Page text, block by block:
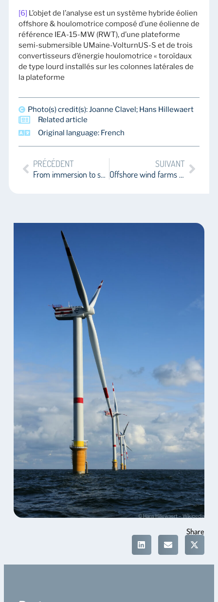
[6] L’objet de l’analyse est un système hybride éolien
offshore & houlomotrice composé d’une éolienne de
référence IEA-15-MW (RWT), d’une plateforme
semi-submersible UMaine-VolturnUS-S et de trois
convertisseurs d’énergie houlomotrice « toroïdaux
de type lourd installés sur les colonnes latérales de
la plateforme
Photo(s) credit(s): Joanne Clavel; Hans Hillewaert
Related article
Original language: French
PRÉCÉDENT
From immersion to submersion
SUIVANT
Offshore wind farms part 2 – Biodiversity: the last critical bulwark against the industrialization of the sea
© Hans Hillewaert – Wikipedia
Share